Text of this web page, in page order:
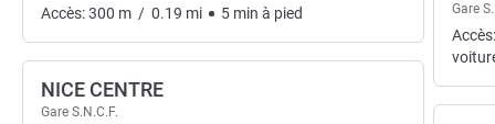
Accès:300 m / 0.19 mi 5 min à pied
NICE CENTRE
Gare S.N.C.F.
Gare